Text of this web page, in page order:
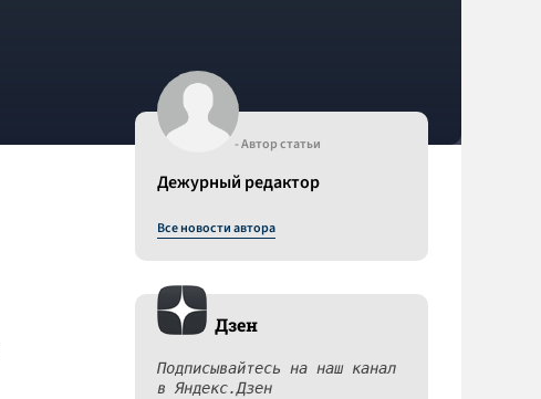
- Автор статьи
Дежурный редактор
Все новости автора
Дзен
Подписывайтесь на наш канал
в Яндекс.Дзен